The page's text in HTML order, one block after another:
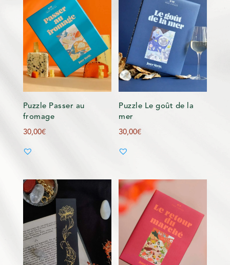
Puzzle Passer au
fromage
30,00€
Puzzle Le goût de la
mer
30,00€